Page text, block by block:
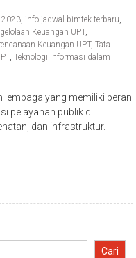
2023, info jadwal bimtek terbaru,
Keuangan UPT,
Keuangan UPT,Tata
,Teknologi Informasi dalam
lembaga yang memiliki peran
pelayanan publik di
dan infrastruktur.
Cari